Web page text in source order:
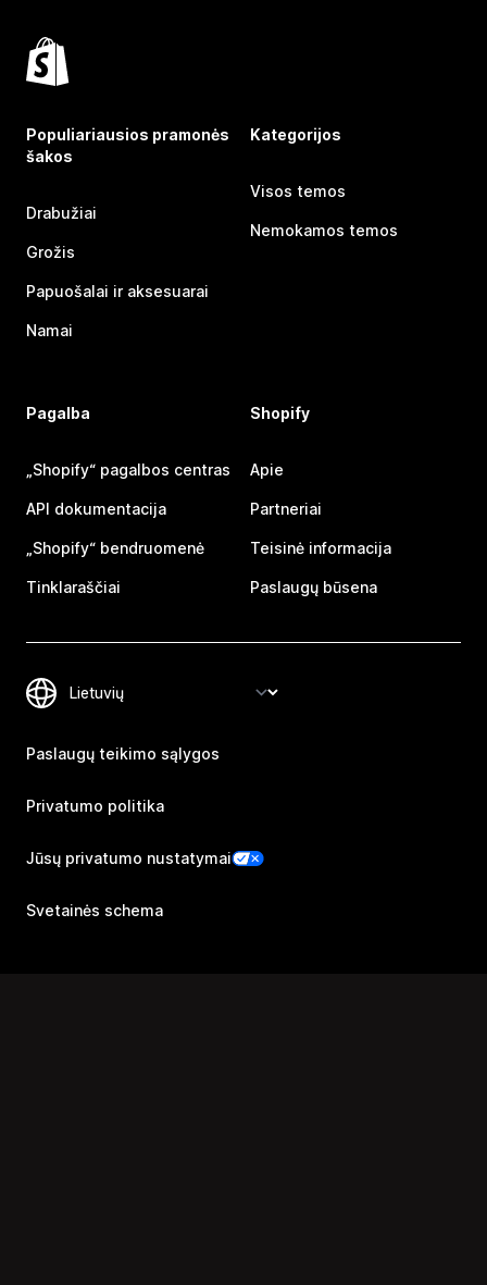
Populiariausios pramonės
šakos
Drabužiai
Grožis
Papuošalai ir aksesuarai
Namai
Kategorijos
Visos temos
Nemokamos temos
Pagalba
„Shopify“ pagalbos centras
API dokumentacija
„Shopify“ bendruomenė
Tinklaraščiai
Shopify
Apie
Partneriai
Teisinė informacija
Paslaugų būsena
Paslaugų teikimo sąlygos
Privatumo politika
Jūsų privatumo nustatymai
Svetainės schema